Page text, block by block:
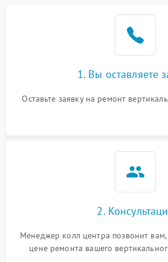
1. Вы оставляете
Оставьте заявку на ремонт
2.
Менеджер колл центра позвонит вам,
цене ремонта вашего